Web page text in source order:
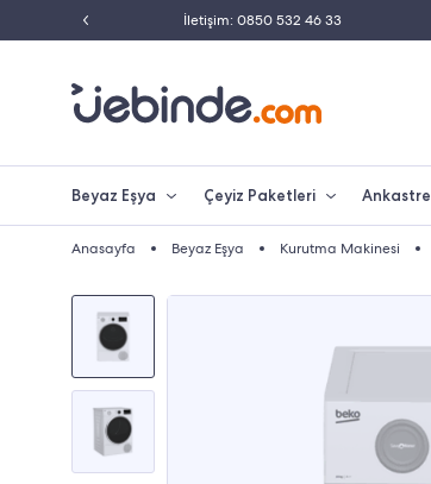
532 46 33 Peşin Fiyatına Taksit İmkanı
Beyaz Eşya Çeyiz Paketleri Ankastre
Anasayfa Beyaz Eşya Kurutma Makinesi